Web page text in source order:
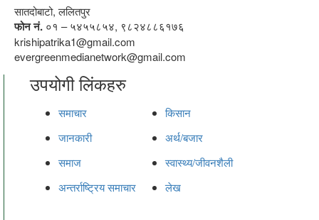
सातदोबाटो, ललितपुर
फोन नं. ०१ – ५४५५८५४, ९८२४८८६१७६
krishipatrika1@gmail.com
evergreenmedianetwork@gmail.com
उपयोगी लिंकहरु
समाचार
किसान
जानकारी
अर्थ/बजार
समाज
स्वास्थ्य/जीवनशैली
अन्तर्राष्ट्रिय समाचार
लेख